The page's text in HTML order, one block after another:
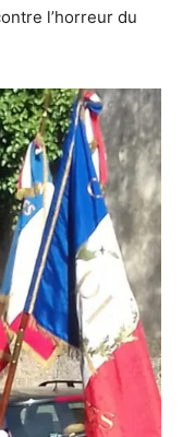
l’horreur du